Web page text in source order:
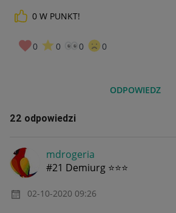
0 W PUNKT!
0 0 0 0
ODPOWIEDZ
22 odpowiedzi
mdrogeria
#21 Demiurg ⭐⭐⭐
‎02-10-2020 09:26